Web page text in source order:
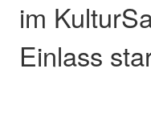
im
Einlass